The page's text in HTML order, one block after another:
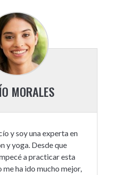
MORALES
y soy una experta en
y yoga. Desde que
a practicar esta
ha ido mucho mejor,